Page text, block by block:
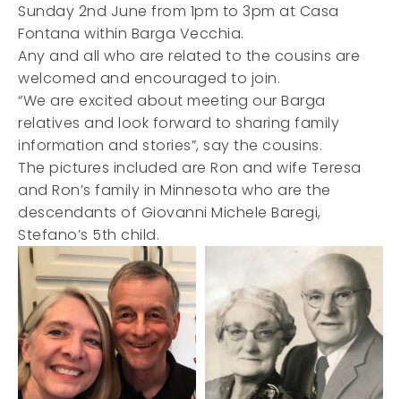
Sunday 2nd June from 1pm to 3pm at Casa
Fontana within Barga Vecchia.
Any and all who are related to the cousins are
welcomed and encouraged to join.
“We are excited about meeting our Barga
relatives and look forward to sharing family
information and stories”, say the cousins.
The pictures included are Ron and wife Teresa
and Ron’s family in Minnesota who are the
descendants of Giovanni Michele Baregi,
Stefano’s 5th child.